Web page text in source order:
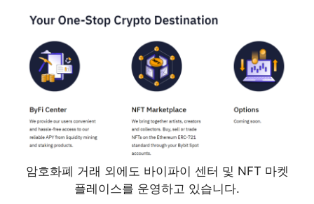
암호화폐 거래 외에도 바이파이 센터 및 NFT 마켓
플레이스를 운영하고 있습니다.